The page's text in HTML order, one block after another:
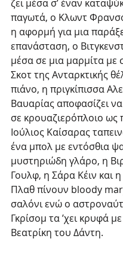
ζει μέσα σ’ έναν
παγωτά, ο Κλωντ
η αφορμή για μια
επανάσταση, ο
μέσα σε μια μαρμίτα με
Σκοτ της Ανταρκτικής
πιάνο, η πριγκίπισσα
Βαυαρίας αποφασίζει
σε κρουαζιερόπλοιο ως
Ιούλιος Καίσαρας
ένα μπολ με εντόσθια
μυστηριώδη γλάρο, η
Γουλφ, η Σάρα Κέιν και
Πλαθ πίνουν bloody
σαλόνι ενώ ο
Γκρίσομ τα ’χει κρυφά
Βεατρίκη του Δάντη.